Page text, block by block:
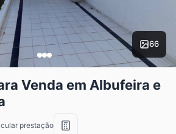
66
Venda em Albufeira e
prestação